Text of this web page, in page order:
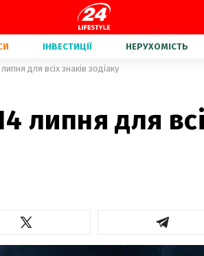
ІНВЕСТИЦІЇ НЕРУХОМІСТЬ
для всіх знаків зодіаку
липня для